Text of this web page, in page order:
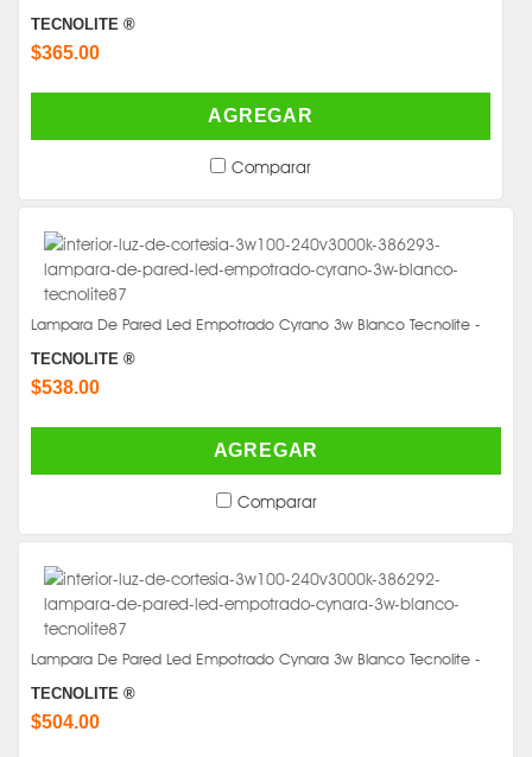
TECNOLITE ®
$365.00
AGREGAR
Comparar
Lampara De Pared Led Empotrado Cyrano 3w Blanco Tecnolite -
TECNOLITE ®
$538.00
AGREGAR
Comparar
Lampara De Pared Led Empotrado Cynara 3w Blanco Tecnolite -
TECNOLITE ®
$504.00